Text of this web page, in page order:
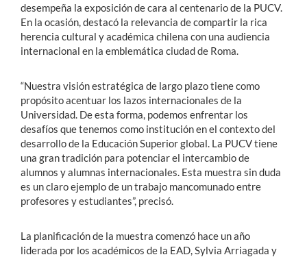
desempeña la exposición de cara al centenario de la PUCV.
En la ocasión, destacó la relevancia de compartir la rica
herencia cultural y académica chilena con una audiencia
internacional en la emblemática ciudad de Roma.
“Nuestra visión estratégica de largo plazo tiene como
propósito acentuar los lazos internacionales de la
Universidad. De esta forma, podemos enfrentar los
desafíos que tenemos como institución en el contexto del
desarrollo de la Educación Superior global. La PUCV tiene
una gran tradición para potenciar el intercambio de
alumnos y alumnas internacionales. Esta muestra sin duda
es un claro ejemplo de un trabajo mancomunado entre
profesores y estudiantes”, precisó.
La planificación de la muestra comenzó hace un año
liderada por los académicos de la EAD, Sylvia Arriagada y